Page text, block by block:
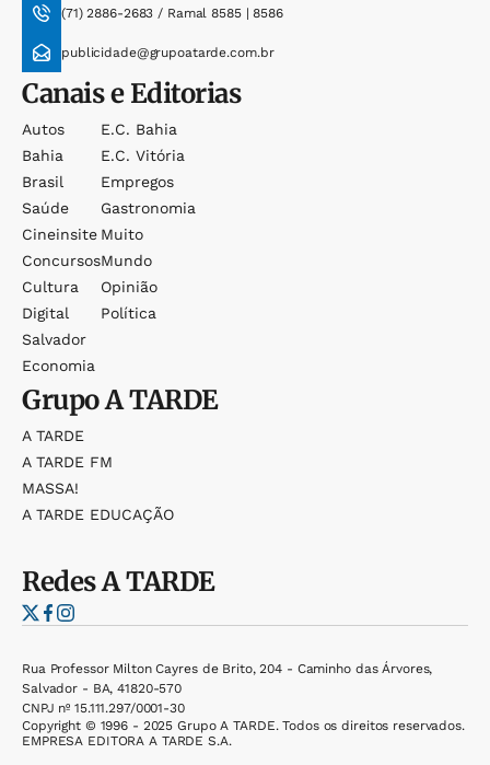
(71) 2886-2683 / Ramal 8585 | 8586
publicidade@grupoatarde.com.br
Canais e Editorias
Autos
Bahia
Brasil
Saúde
Cineinsite
Concursos
Cultura
Digital
Salvador
Economia
E.c. Bahia
E.c. Vitória
Empregos
Gastronomia
Muito
Mundo
Opinião
Política
GrupoA TARDE
A TARDE
A TARDE FM
MASSA!
A TARDE EDUCAÇÃO
RedesA TARDE
Rua Professor Milton Cayres de Brito, 204 - Caminho das Árvores,
Salvador - BA, 41820-570
CNPJ nº 15.111.297/0001-30
Copyright © 1996 - 2025 Grupo A TARDE. Todos os direitos reservados.
EMPRESA EDITORA A TARDE S.A.